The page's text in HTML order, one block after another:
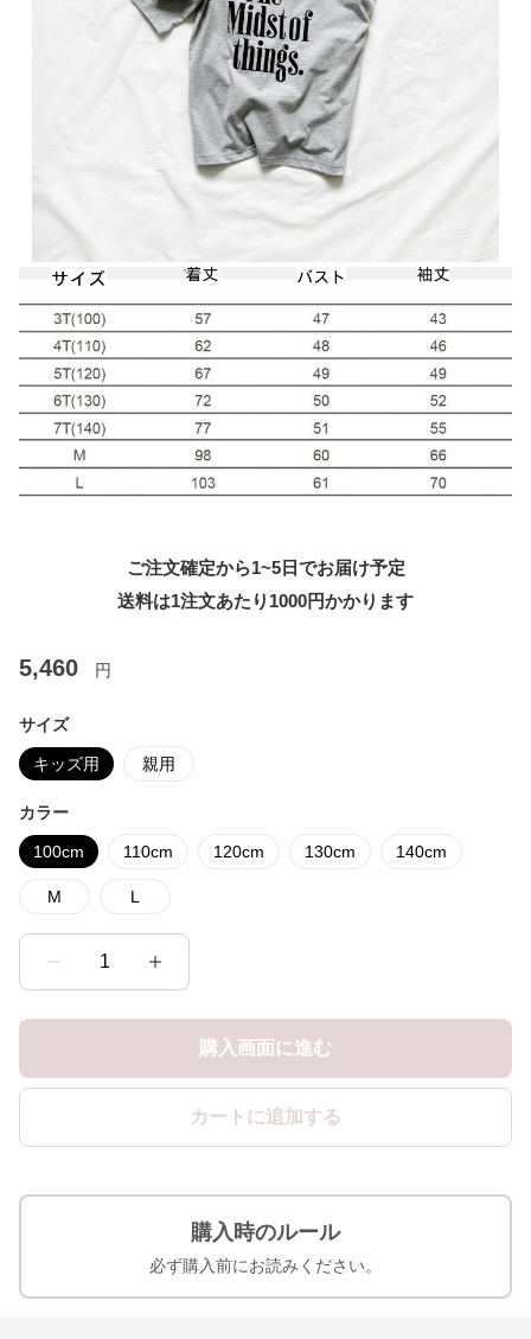
ご注文確定から1~5日でお届け予定
送料は1注文あたり 1000円かかります
5,460 円
サイズ
キッズ用 親用
カラー
100cm 110cm 120cm 130cm 140cm
M L
1
購入画面に進む
カートに追加する
購入時のルール
必ず購入前にお読みください。